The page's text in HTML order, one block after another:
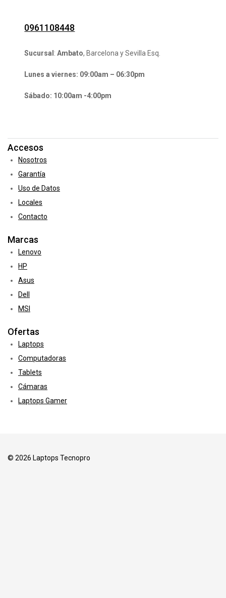
0961108448
Sucursal :Ambato, Barcelona y Sevilla Esq.
Lunes a viernes: 09:00am – 06:30pm
Sábado: 10:00am -4:00pm
Accesos
Nosotros
Garantía
Uso de Datos
Locales
Contacto
Marcas
Lenovo
HP
Asus
Dell
MSI
Ofertas
Laptops
Computadoras
Tablets
Cámaras
Laptops Gamer
© 2026 Laptops Tecnopro